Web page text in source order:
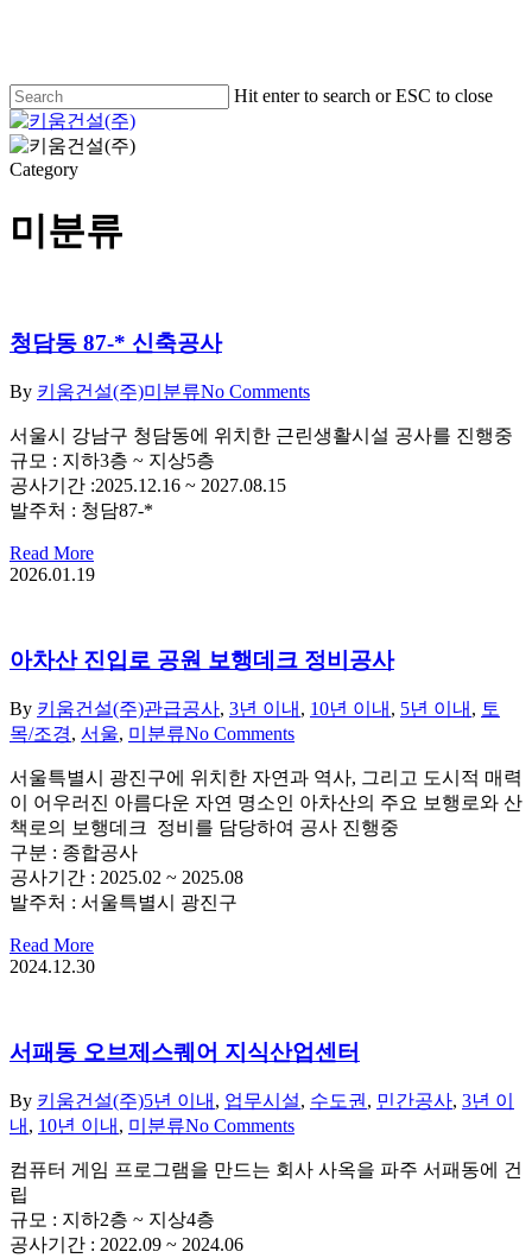
content
Hit enter to search or ESC to close
Close
Search
Menu
Category
미분류
청담동 87-* 신축공사
By 키움건설(주)미분류No Comments
서울시 강남구 청담동에 위치한 근린생활시설 공사를 진행중
규모 : 지하3층 ~ 지상5층
공사기간 :2025.12.16 ~ 2027.08.15
발주처 : 청담87-*
Read More
2026.01.19
아차산 진입로 공원 보행데크 정비공사
By 키움건설(주)관급공사, 3년 이내 , 10년 이내 , 5년 이내 , 토
목/조경, 서울, 미분류No Comments
서울특별시 광진구에 위치한 자연과 역사, 그리고 도시적 매력
이 어우러진 아름다운 자연 명소인 아차산의 주요 보행로와 산
책로의 보행데크 정비를 담당하여 공사 진행중
구분 : 종합공사
공사기간 : 2025.02 ~ 2025.08
발주처 : 서울특별시 광진구
Read More
2024.12.30
서패동 오브제스퀘어 지식산업센터
By 키움건설(주)5년 이내 , 업무시설, 수도권 , 민간공사, 3년 이
내 , 10년 이내 , 미분류No Comments
컴퓨터 게임 프로그램을 만드는 회사 사옥을 파주 서패동에 건
립
규모 : 지하2층 ~ 지상4층
공사기간 : 2022.09 ~ 2024.06